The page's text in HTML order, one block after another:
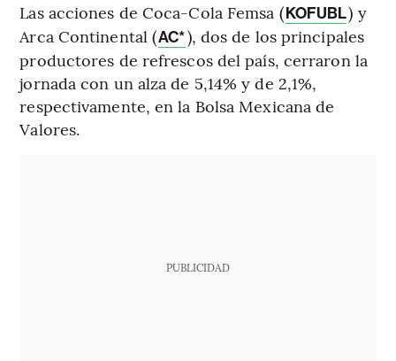
Las acciones de Coca-Cola Femsa (KOFUBL) y
Arca Continental (AC*), dos de los principales
productores de refrescos del país, cerraron la
jornada con un alza de 5,14% y de 2,1%,
respectivamente, en la Bolsa Mexicana de
Valores.
PUBLICIDAD